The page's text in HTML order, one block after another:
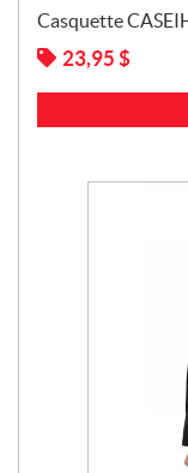
Casquette
23,95 $